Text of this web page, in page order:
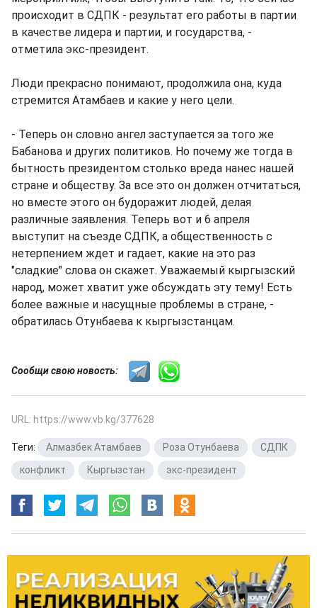
происходит в СДПК - результат его работы в партии
в качестве лидера и партии, и государства, -
отметила экс-президент.
Люди прекрасно понимают, продолжила она, куда
стремится Атамбаев и какие у него цели.
- Теперь он словно ангел заступается за того же
Бабанова и других политиков. Но почему же тогда в
бытность президентом столько вреда нанес нашей
стране и обществу. За все это он должен отчитаться,
но вместе этого он будоражит людей, делая
различные заявления. Теперь вот и 6 апреля
выступит на съезде СДПК, а общественность с
нетерпением ждет и гадает, какие на это раз
"сладкие" слова он скажет. Уважаемый кыргызский
народ, может хватит уже обсуждать эту тему! Есть
более важные и насущные проблемы в стране, -
обратилась Отунбаева к кыргызстанцам.
Сообщи свою новость:
URL: https://www.vb.kg/377628
Теги: Алмазбек Атамбаев Роза Отунбаева СДПК
конфликт
Кыргызстан экс-президент